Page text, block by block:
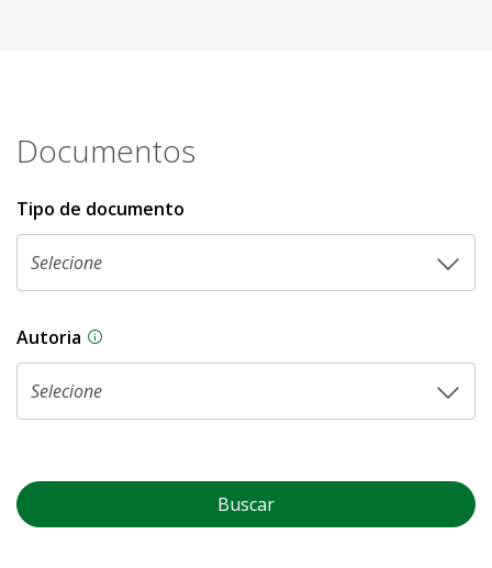
Documentos
Tipo de documento
Autoria As proposições legislativas na CLDF podem
Buscar